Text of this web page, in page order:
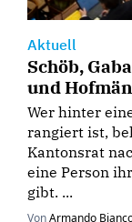
Aktuell
Schöb,
und
Wer hinter
rangiert ist,
Kantonsrat
eine Person
gibt. ...
VonArmando